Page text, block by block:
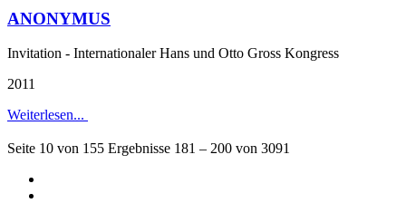
ANONYMUS
Invitation - Internationaler Hans und Otto Gross Kongress
2011
Weiterlesen...
Seite 10 von 155 Ergebnisse 181 – 200 von 3091